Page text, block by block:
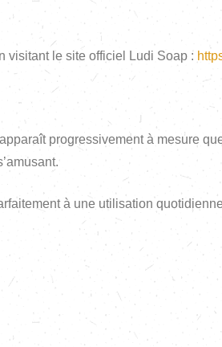
visitant le site officiel Ludi Soap :
progressivement à mesure
à une utilisation